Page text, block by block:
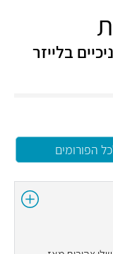
בלייזר
הפורומים